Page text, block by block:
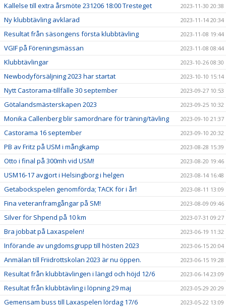
Kallelse till extra årsmöte 231206 18:00 Tresteget 2023-11-30 20:38
Ny klubbtävling avklarad 2023-11-14 20:34
Resultat från säsongens första klubbtävling 2023-11-08 19:44
VGIF på Föreningsmässan 2023-11-08 08:44
Klubbtävlingar 2023-10-26 08:30
Newbodyförsäljning 2023 har startat 2023-10-10 15:14
Nytt Castorama-tillfälle 30 september 2023-09-27 10:53
Götalandsmästerskapen 2023 2023-09-25 10:32
Monika Callenberg blir samordnare för träning/tävling 2023-09-10 21:37
Castorama 16 september 2023-09-10 20:32
PB av Fritz på USM i mångkamp 2023-08-28 15:39
Otto i final på 300mh vid USM! 2023-08-20 19:46
USM16-17 avgjort i Helsingborg i helgen 2023-08-14 16:48
Getabockspelen genomförda; TACK för i år! 2023-08-11 13:09
Fina veteranframgångar på SM! 2023-08-09 09:46
Silver för Shpend på 10 km 2023-07-31 09:27
Bra jobbat på Laxaspelen! 2023-06-19 11:32
Införande av ungdomsgrupp till hösten 2023 2023-06-15 20:04
Anmälan till Friidrottskolan 2023 är nu öppen. 2023-06-15 19:28
Resultat från klubbtävlingen i längd och höjd 12/6 2023-06-14 23:09
Resultat från klubbtävling i löpning 29 maj 2023-05-29 20:29
Gemensam buss till Laxaspelen lördag 17/6 2023-05-22 13:09